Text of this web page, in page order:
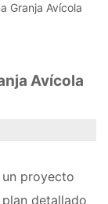
Granja Avícola
Avícola
proyecto
detallado